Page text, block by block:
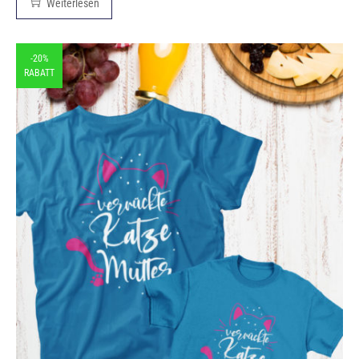
Weiterlesen
-20%
RABATT